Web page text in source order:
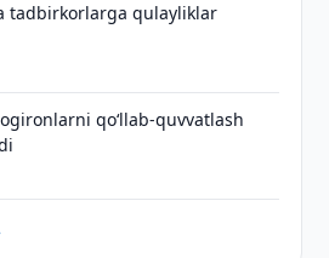
tadbirkorlarga qulayliklar
qoʻllab-quvvatlash